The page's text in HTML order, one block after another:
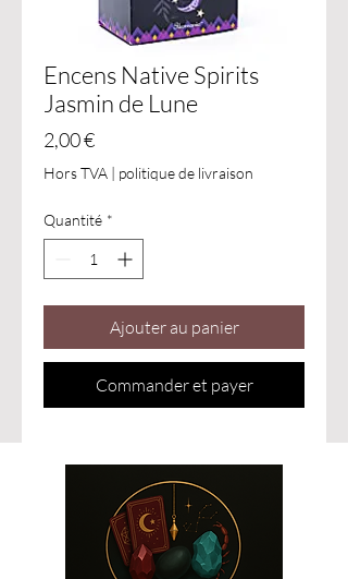
Encens Native Spirits
Jasmin de Lune
2,00 €Prix
Hors TVA | politique de livraison
Quantité *
Ajouter au panier
Commander et payer